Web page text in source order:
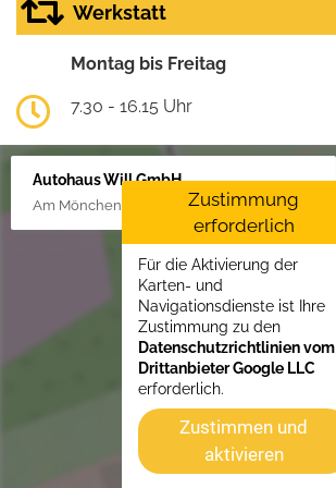
Werkstatt
Montag bis Freitag
7.30 - 16.15 Uhr
Autohaus Will GmbH
Am Mönchenfelde 18, 38889 Blankenburg
Zustimmung
erforderlich
Für die Aktivierung der
Karten- und
Navigationsdienste ist Ihre
Zustimmung zu den
Datenschutzrichtlinien vom
Drittanbieter Google LLC
erforderlich.
Zustimmen und
aktivieren